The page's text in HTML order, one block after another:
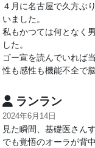
４月に名古屋で久方ぶ
いました。
私もかつては何となく
した。
ゴー宣を読んでいれば
性も感性も機能不全で
ランラン
2024年6月14日
見た瞬間、基礎医さん
でも覚悟のオーラが背